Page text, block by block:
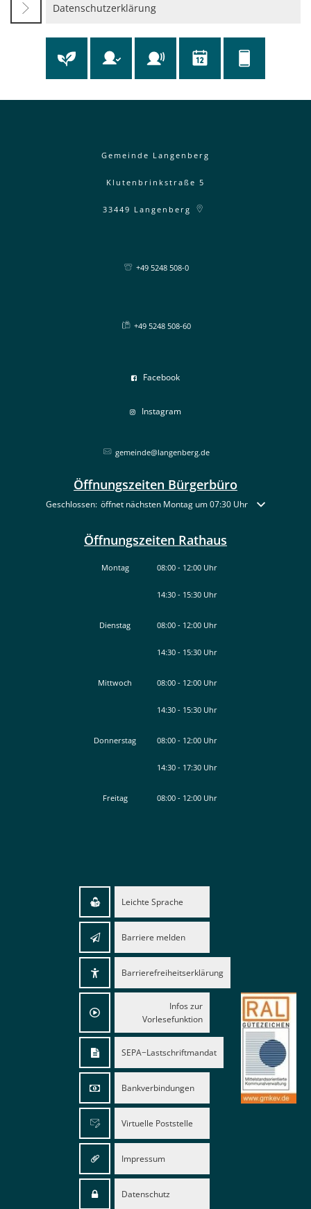
Datenschutzerklärung
Gemeinde Langenberg
Klutenbrinkstraße 5
33449 Langenberg
+49 5248 508-0
+49 5248 508-60
Facebook
Instagram
gemeinde@langenberg.de
Öffnungszeiten Bürgerbüro
Klicken, um weitere Öffnungs- oder Schließzeiten auszublenden
Geschlossen: öffnet nächsten Montag um 07:30 Uhr
Öffnungszeiten Rathaus
Montag 08:00- 12:00Uhr
Von 08:00 bis 12:00 Uhr
14:30- 15:30Uhr
Von 14:30 bis 15:30 Uhr
Dienstag 08:00- 12:00Uhr
Von 08:00 bis 12:00 Uhr
14:30- 15:30Uhr
Von 14:30 bis 15:30 Uhr
Mittwoch 08:00- 12:00Uhr
Von 08:00 bis 12:00 Uhr
14:30- 15:30Uhr
Von 14:30 bis 15:30 Uhr
Donnerstag 08:00- 12:00Uhr
Von 08:00 bis 12:00 Uhr
14:30- 17:30Uhr
Von 14:30 bis 17:30 Uhr
Freitag 08:00- 12:00Uhr
Leichte Sprache
Barriere melden
Barrierefreiheitserklärung
Infos zur
Vorlesefunktion
SEPA−Lastschriftmandat
Bankverbindungen
Virtuelle Poststelle
Impressum
Datenschutz